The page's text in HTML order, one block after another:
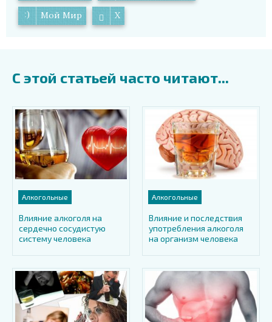
Мой Мир X
С этой статьей часто читают...
Алкогольные
Влияние алкоголя на
сердечно сосудистую
систему человека
Алкогольные
Влияние и последствия
употребления алкоголя
на организм человека